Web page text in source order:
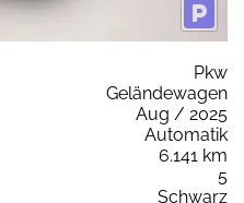
Pkw
Geländewagen
Aug / 2025
Automatik
6.141 km
5
Schwarz